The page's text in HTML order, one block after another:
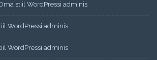
stiil WordPressi adminis
WordPressi adminis
WordPressi adminis